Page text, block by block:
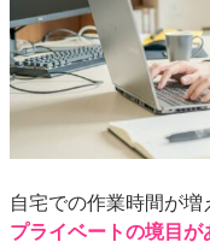
自宅での作業時間が増
プライベートの境目が